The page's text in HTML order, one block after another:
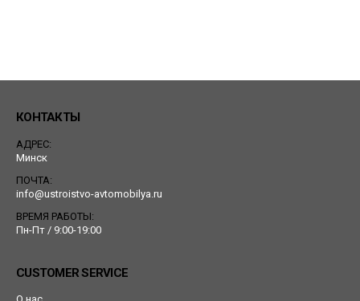
КОНТАКТЫ
АДРЕС:
Минск
ПОЧТА:
info@ustroistvo-avtomobilya.ru
ВРЕМЯ РАБОТЫ:
Пн-Пт / 9:00-19:00
CUSTOMER SERVICE